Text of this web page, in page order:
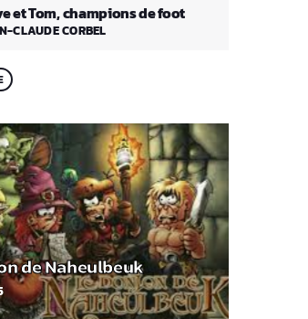
et Tom, champions de foot
CLAUDE CORBEL
de Naheulbeuk